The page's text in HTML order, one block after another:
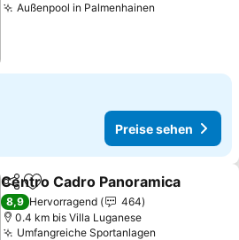
Außenpool in Palmenhainen
Preise sehen
TeilenZu Favoriten hinzufügen
Centro Cadro Panoramica
8,9 Hervorragend
464
0.4 km bis Villa Luganese
Umfangreiche Sportanlagen